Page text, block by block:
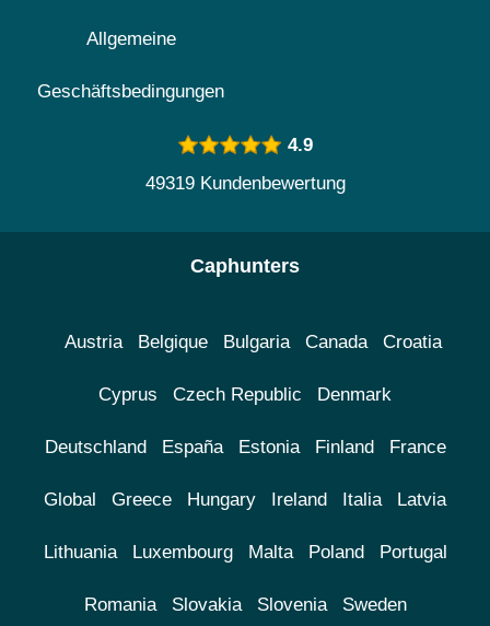
Allgemeine
Geschäftsbedingungen
4.9
49319 Kundenbewertung
Caphunters
Austria Belgique Bulgaria Canada Croatia
Cyprus Czech Republic Denmark
Deutschland España Estonia Finland France
Global Greece Hungary Ireland Italia Latvia
Lithuania Luxembourg Malta Poland Portugal
Romania Slovakia Slovenia Sweden